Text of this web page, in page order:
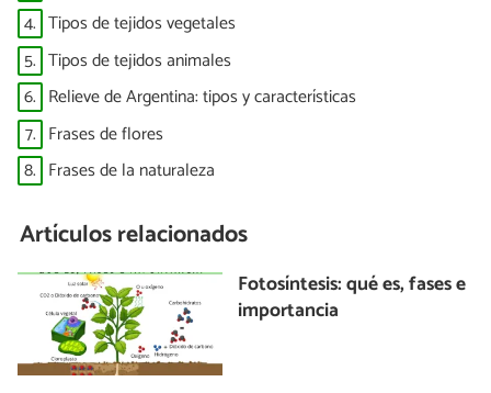
4. Tipos de tejidos vegetales
5. Tipos de tejidos animales
6. Relieve de Argentina: tipos y características
7. Frases de flores
8. Frases de la naturaleza
Artículos relacionados
Fotosíntesis: qué es, fases e
importancia